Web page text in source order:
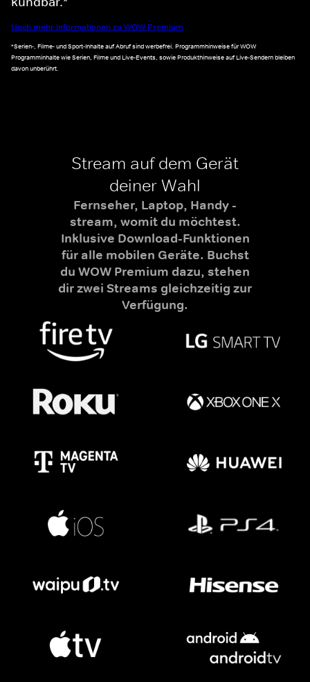
Noch mehr Informationen zu WOW Premium
*Serien-, Filme- und Sport-Inhalte auf Abruf sind werbefrei. Programmhinweise für WOW
Programminhalte wie Serien, Filme und Live-Events, sowie Produkthinweise auf Live-Sendern bleiben
davon unberührt.
Stream auf dem Gerät
deiner Wahl
Fernseher, Laptop, Handy -
stream, womit du möchtest.
Inklusive Download-Funktionen
für alle mobilen Geräte. Buchst
du WOW Premium dazu, stehen
dir zwei Streams gleichzeitig zur
Verfügung.